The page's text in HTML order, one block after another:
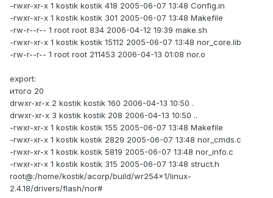
-rwxr-xr-x 1 kostik kostik 418 2005-06-07 13:48 Config.in
-rwxr-xr-x 1 kostik kostik 301 2005-06-07 13:48 Makefile
-rw-r--r-- 1 root root 834 2006-04-12 19:39 make.sh
-rwxr-xr-x 1 kostik kostik 15112 2005-06-07 13:48 nor_core.lib
-rw-r--r-- 1 root root 211453 2006-04-13 01:08 nor.o
export:
итого 20
drwxr-xr-x 2 kostik kostik 160 2006-04-13 10:50 .
drwxr-xr-x 3 kostik kostik 208 2006-04-13 10:50 ..
-rwxr-xr-x 1 kostik kostik 155 2005-06-07 13:48 Makefile
-rwxr-xr-x 1 kostik kostik 2829 2005-06-07 13:48 nor_cmds.c
-rwxr-xr-x 1 kostik kostik 5819 2005-06-07 13:48 nor_info.c
-rwxr-xr-x 1 kostik kostik 315 2005-06-07 13:48 struct.h
root@:/home/kostik/acorp/build/wr254x1/linux-
2.4.18/drivers/flash/nor#